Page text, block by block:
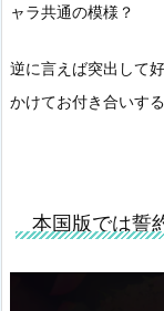
ャラ共通の模様？
逆に言えば突出して
かけてお付き合いす
本国版では誓